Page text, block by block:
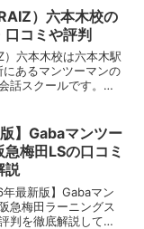
でき、楽しみながら
面を育む...
）六本木校の
口コミや評判
）六本木校は六本木駅
あるマンツーマンの
話スクールです。週3
では英語習得の専門
】Gabaマンツー
梅田LSの口コミ
説
最新版】Gabaマン
急梅田ラーニングス
判を徹底解説してい